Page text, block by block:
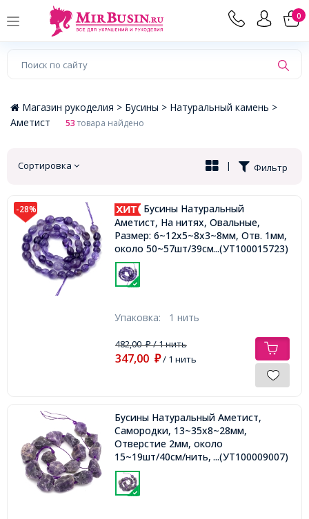
0
×
Магазин рукоделия > Бусины > Натуральный камень >
Аметист
53товара найдено
Сортировка Фильтр
|
-28%
Бусины Натуральный
Аметист, На нитях, Овальные,
Размер: 6~12x5~8x3~8мм, Отв. 1мм,
около 50~57шт/39см/нить,...(УТ100015723)
Упаковка: 1 нить
482,00₽/ 1 нить
347,00 ₽/ 1 нить
Бусины Натуральный Аметист,
Самородки, 13~35x8~28мм,
Отверстие 2мм, около
15~19шт/40см/нить, ...(УТ100009007)